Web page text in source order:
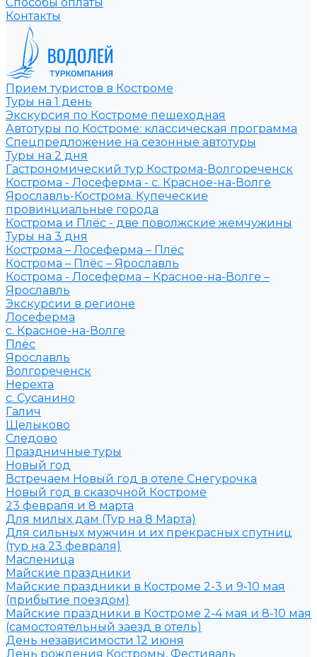
Контакты
Прием туристов в Костроме
Туры на 1 день
Экскурсия по Костроме пешеходная
Автотуры по Костроме: классическая программа
Спецпредложение на сезонные автотуры
Туры на 2 дня
Гастрономический тур Кострома-Волгореченск
Кострома - Лосеферма - с. Красное-на-Волге
Ярославль-Кострома. Купеческие
провинциальные города
Кострома и Плёс - две поволжские жемчужины
Туры на 3 дня
Кострома – Лосеферма – Плёс
Кострома – Плёс – Ярославль
Кострома - Лосеферма – Красное-на-Волге –
Ярославль
Экскурсии в регионе
Лосеферма
с. Красное-на-Волге
Плёс
Ярославль
Волгореченск
Нерехта
с. Сусанино
Галич
Щелыково
Следово
Праздничные туры
Новый год
Встречаем Новый год в отеле Снегурочка
Новый год в сказочной Костроме
23 февраля и 8 марта
Для милых дам (Тур на 8 Марта)
Для сильных мужчин и их прекрасных спутниц
(тур на 23 февраля)
Масленица
Майские праздники
Майские праздники в Костроме 2-3 и 9-10 мая
(прибытие поездом)
Майские праздники в Костроме 2-4 мая и 8-10 мая
(самостоятельный заезд в отель)
День независимости 12 июня
День рождения Костромы, Фестиваль